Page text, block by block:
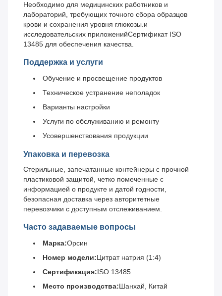
Необходимо для медицинских работников и
лабораторий, требующих точного сбора образцов
крови и сохранения уровня глюкозы.и
исследовательских приложенийСертификат ISO
13485 для обеспечения качества.
Поддержка и услуги
Обучение и просвещение продуктов
Техническое устранение неполадок
Варианты настройки
Услуги по обслуживанию и ремонту
Усовершенствования продукции
Упаковка и перевозка
Стерильные, запечатанные контейнеры с прочной
пластиковой защитой, четко помеченные с
информацией о продукте и датой годности,
безопасная доставка через авторитетные
перевозчики с доступным отслеживанием.
Часто задаваемые вопросы
Марка:Орсин
Номер модели:Цитрат натрия (1:4)
Сертификация:ISO 13485
Место производства:Шанхай, Китай